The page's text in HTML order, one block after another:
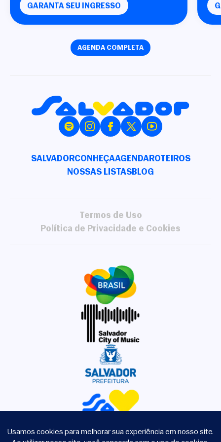
GARANTA SEU INGRESSO
AGENDA COMPLETA
SALVADORCONHEÇAAGENDAROTEIROS
NOSSAS LISTASBLOG
Termos de Uso
Política de Privacidade e Cookies